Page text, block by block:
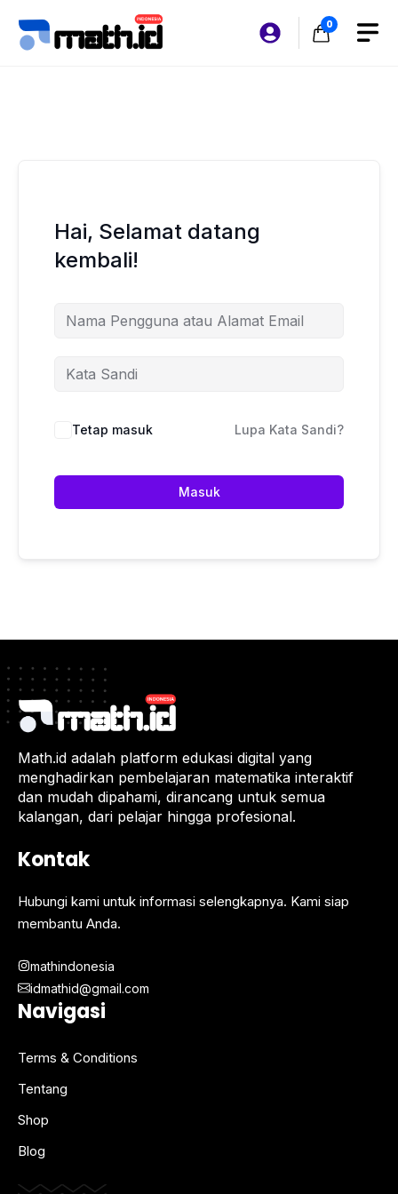
0
Hai, Selamat datang
kembali!
Tetap masuk Lupa Kata Sandi?
Masuk
Math.id adalah platform edukasi digital yang
menghadirkan pembelajaran matematika interaktif
dan mudah dipahami, dirancang untuk semua
kalangan, dari pelajar hingga profesional.
Kontak
Hubungi kami untuk informasi selengkapnya. Kami siap
membantu Anda.
mathindonesia
idmathid@gmail.com
Navigasi
Terms & Conditions
Tentang
Shop
Blog